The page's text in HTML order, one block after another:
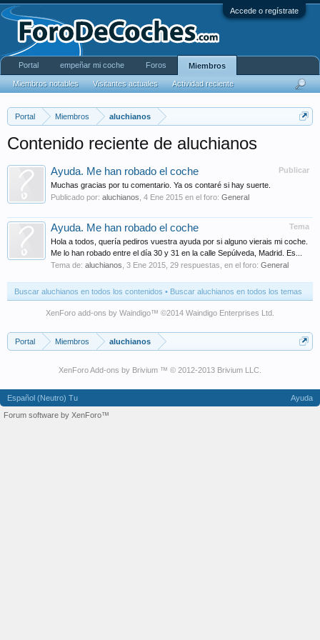
Accede o regístrate
Portal Miembros aluchianos
Contenido reciente de aluchianos
Publicar
Ayuda. Me han robado el coche
Muchas gracias por tu comentario. Ya os contaré si hay suerte.
Publicado por: aluchianos 4 Ene 2015 en el foro: General
Tema
Ayuda. Me han robado el coche
Hola a todos, quería pediros vuestra ayuda por si alguno vierais mi coche.
Me lo han robado entre el día 30 y 31 en la calle Sepúlveda, Madrid. Es...
Tema de: aluchianos 3 Ene 2015 , 29 respuestas, en el foro: General
Buscar aluchianos en todos los contenidos Buscar aluchianos en todos los temas
XenForo add-ons by Waindigo™ ©2014 Waindigo Enterprises Ltd
Portal Miembros aluchianos
XenForo Add-ons by Brivium ™ © 2012-2013 Brivium LLC.
Portal empeñar mi coche Foros Miembros
Miembros notables Visitantes actuales Actividad reciente
Español (Neutro) Tu
Ayuda
Forum software by XenForo™